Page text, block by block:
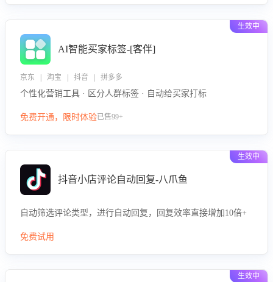
生效中
AI智能买家标签-[客伴]
京东 | 淘宝 | 抖音 | 拼多多
个性化营销工具 · 区分人群标签 · 自动给买家打标
免费开通，限时体验已售99+
生效中
抖音小店评论自动回复-八爪鱼
自动筛选评论类型，进行自动回复，回复效率直接增加10倍+
免费试用
生效中